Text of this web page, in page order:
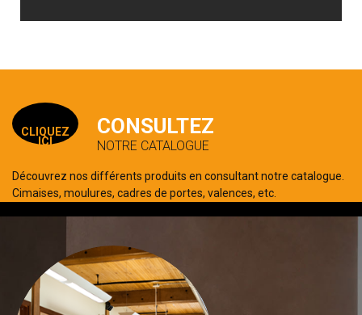
CLIQUEZ
ICI
CONSULTEZ
NOTRE CATALOGUE
Découvrez nos différents produits en consultant notre catalogue.
Cimaises, moulures, cadres de portes, valences, etc.